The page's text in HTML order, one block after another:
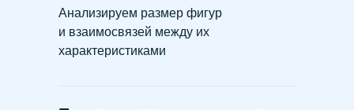
Анализируем размер фигур
и взаимосвязей между их
характеристиками